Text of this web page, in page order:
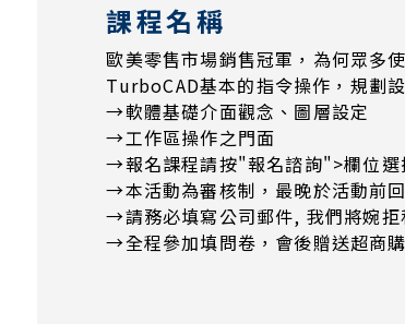
課程名稱
歐美零售市場銷售冠軍，為何眾多
TurboCAD基本的指令操作，規劃
→軟體基礎介面觀念、圖層設定
→工作區操作之門面
→報名課程請按"報名諮詢">欄位選
→本活動為審核制，最晚於活動前
​→​​​​​​請務必填寫公司郵件, 我們將婉拒
→全程參加填問卷，會後贈送超商購